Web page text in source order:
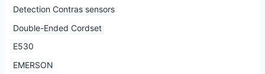
Detection Contras sensors
Double-Ended Cordset
E530
EMERSON